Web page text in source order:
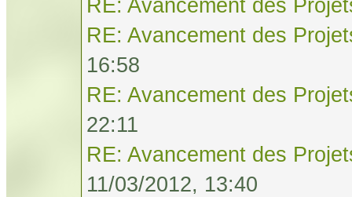
RE: Avancement des
RE: Avancement des
16:58
RE: Avancement des
22:11
RE: Avancement des
11/03/2012, 13:40